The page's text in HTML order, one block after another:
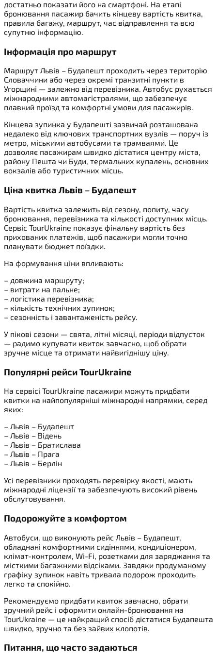
достатньо показати його на смартфоні. На етапі
бронювання пасажир бачить кінцеву вартість квитка,
правила багажу, маршрут, час відправлення та всю
супутню інформацію.
Інформація про маршрут
Маршрут Львів – Будапешт проходить через територію
Словаччини або через окремі транзитні пункти в
Угорщині — залежно від перевізника. Автобус рухається
міжнародними автомагістралями, що забезпечує
плавний проїзд та комфортні умови для пасажирів.
Кінцева зупинка у Будапешті зазвичай розташована
недалеко від ключових транспортних вузлів — поруч із
метро, міськими автобусами та трамваями. Це
дозволяє пасажирам швидко дістатися центру міста,
району Пешта чи Буди, термальних купалень, основних
вокзалів або туристичних місць.
Ціна квитка Львів – Будапешт
Вартість квитка залежить від сезону, попиту, часу
бронювання, перевізника та кількості доступних місць.
Сервіс TourUkraine показує фінальну вартість без
прихованих платежів, щоб пасажири могли точно
планувати бюджет поїздки.
На формування ціни впливають:
– довжина маршруту;
– витрати на пальне;
– логістика перевізника;
– кількість технічних зупинок;
– сезонність і завантаженість рейсу.
У пікові сезони — свята, літні місяці, періоди відпусток
— радимо купувати квиток завчасно, щоб обрати
зручне місце та отримати найвигіднішу ціну.
Популярні рейси TourUkraine
На сервісі TourUkraine пасажири можуть придбати
квитки на найпопулярніші міжнародні напрямки, серед
яких:
– Львів – Будапешт
– Львів – Відень
– Львів – Братислава
– Львів – Прага
– Львів – Берлін
Усі перевізники проходять перевірку якості, мають
міжнародні ліцензії та забезпечують високий рівень
обслуговування.
Подорожуйте з комфортом
Автобуси, що виконують рейс Львів – Будапешт,
обладнані комфортними сидіннями, кондиціонером,
клімат-контролем, Wi-Fi, розетками для заряджання та
місткими багажними відсіками. Завдяки продуманому
графіку зупинок навіть тривала подорож проходить
легко та спокійно.
Рекомендуємо придбати квиток завчасно, обрати
зручний рейс і оформити онлайн-бронювання на
TourUkraine — це найкращий спосіб дістатися Будапешта
швидко, зручно та без зайвих клопотів.
Питання, що часто задаються